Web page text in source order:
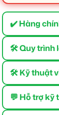
✔️ Hàng
🛠 Quy trình
🛠 Kỹ thuật
💬 Hỗ trợ kỹ